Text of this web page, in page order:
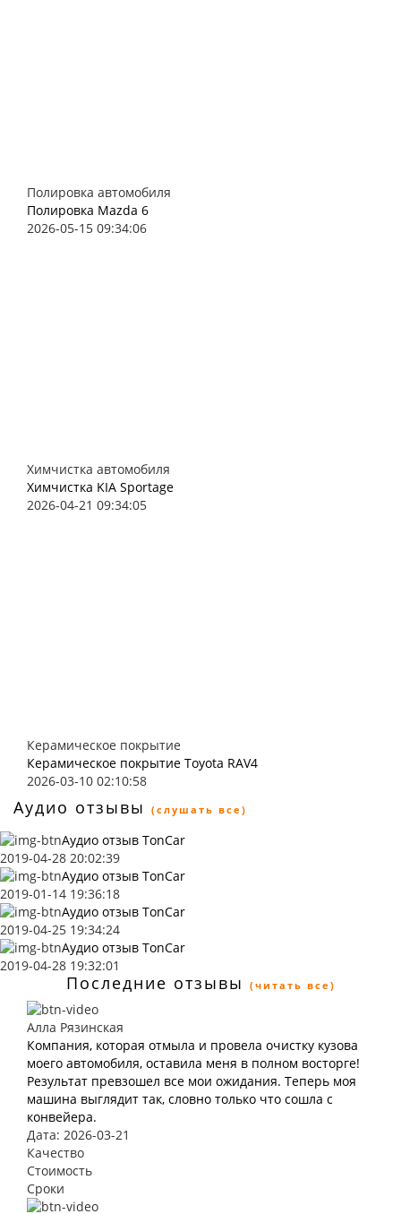
Полировка автомобиля
Полировка Mazda 6
2026-05-15 09:34:06
Химчистка автомобиля
Химчистка KIA Sportage
2026-04-21 09:34:05
Керамическое покрытие
Керамическое покрытие Toyota RAV4
2026-03-10 02:10:58
Аудио отзывы (слушать все)
Аудио отзыв TonCar
2019-04-28 20:02:39
Аудио отзыв TonCar
2019-01-14 19:36:18
Аудио отзыв TonCar
2019-04-25 19:34:24
Аудио отзыв TonCar
2019-04-28 19:32:01
Последние отзывы (читать все)
Алла Рязинская
Компания, которая отмыла и провела очистку кузова
моего автомобиля, оставила меня в полном восторге!
Результат превзошел все мои ожидания. Теперь моя
машина выглядит так, словно только что сошла с
конвейера.
Дата: 2026-03-21
Качество
Стоимость
Сроки